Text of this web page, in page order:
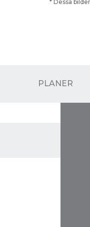
* Dessa
PLANER